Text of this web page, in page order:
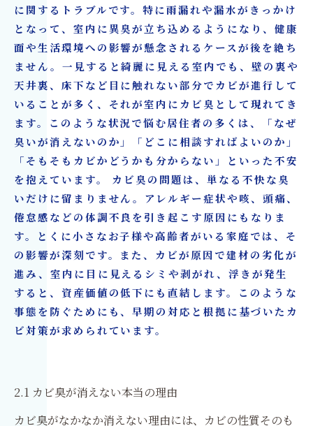
に関するトラブルです。特に雨漏れや漏水がきっかけ
となって、室内に異臭が立ち込めるようになり、健康
面や生活環境への影響が懸念されるケースが後を絶ち
ません。一見すると綺麗に見える室内でも、壁の裏や
天井裏、床下など目に触れない部分でカビが進行して
いることが多く、それが室内にカビ臭として現れてき
ます。このような状況で悩む居住者の多くは、「なぜ
臭いが消えないのか」「どこに相談すればよいのか」
「そもそもカビかどうかも分からない」といった不安
を抱えています。 カビ臭の問題は、単なる不快な臭
いだけに留まりません。アレルギー症状や咳、頭痛、
倦怠感などの体調不良を引き起こす原因にもなりま
す。とくに小さなお子様や高齢者がいる家庭では、そ
の影響が深刻です。また、カビが原因で建材の劣化が
進み、室内に目に見えるシミや剥がれ、浮きが発生
すると、資産価値の低下にも直結します。このような
事態を防ぐためにも、早期の対応と根拠に基づいたカ
ビ対策が求められています。
2.1 カビ臭が消えない本当の理由
カビ臭がなかなか消えない理由には、カビの性質そのも